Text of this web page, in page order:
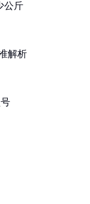
公斤
解析